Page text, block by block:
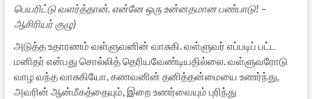
பெயரிட்டு வளர்த்தான். என்னே ஒரு உன்னதமான பண்பாடு! –
ஆசிரியர் குழு)
அடுத்த உதாரணம் வள்ளுவனின் வாசுகி. வள்ளுவர் எப்படிப் பட்ட
மனிதர் என்பது சொல்லித் தெரியவேண்டியதில்லை. வள்ளுவரோடு
வாழ வந்த வாசுகியோ, கணவனின் தனித்தன்மையை உணர்ந்து,
அவரின் ஆன்மீகத்தையும், இறை உணர்வையும் புரிந்து